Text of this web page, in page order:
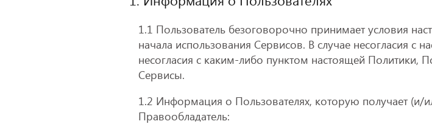
1.1 Пользователь безоговорочно принимает условия
начала использования Сервисов. В случае несогласия с
несогласия с каким-либо пунктом настоящей Политики,
Сервисы.
1.2 Информация о Пользователях, которую получает (и/
Правообладатель: